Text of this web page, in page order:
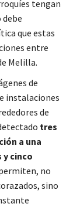
tengan
que estas
entre
Melilla.
de
instalaciones
de
tres
a una
cinco
no
sino